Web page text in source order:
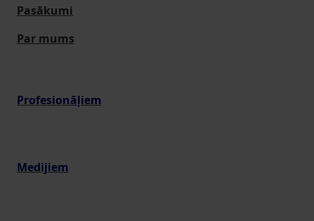
Pasākumi
Par mums
Profesionāļiem
Medijiem